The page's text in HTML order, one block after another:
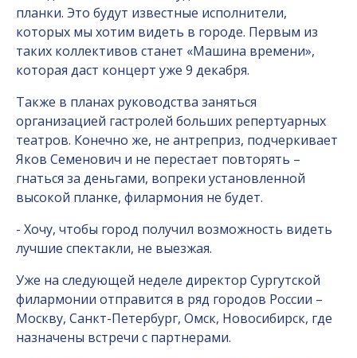
планки. Это будут известные исполнители,
которых мы хотим видеть в городе. Первым из
таких коллективов станет «Машина времени»,
которая даст концерт уже 9 декабря.
Также в планах руководства заняться
организацией гастролей больших репертуарных
театров. Конечно же, не антреприз, подчеркивает
Яков Семенович и не перестает повторять –
гнаться за деньгами, вопреки установленной
высокой планке, филармония не будет.
- Хочу, чтобы город получил возможность видеть
лучшие спектакли, не выезжая.
Уже на следующей неделе директор Сургутской
филармонии отправится в ряд городов России –
Москву, Санкт-Петербург, Омск, Новосибирск, где
назначены встречи с партнерами.